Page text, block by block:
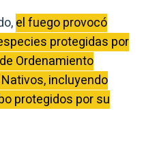
el fuego provocó
protegidas por
Ordenamiento
incluyendo
protegidos por su